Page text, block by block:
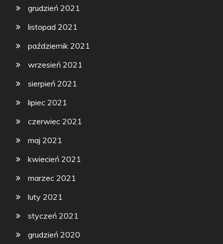
grudzień 2021
listopad 2021
październik 2021
wrzesień 2021
sierpień 2021
lipiec 2021
czerwiec 2021
maj 2021
kwiecień 2021
marzec 2021
luty 2021
styczeń 2021
grudzień 2020